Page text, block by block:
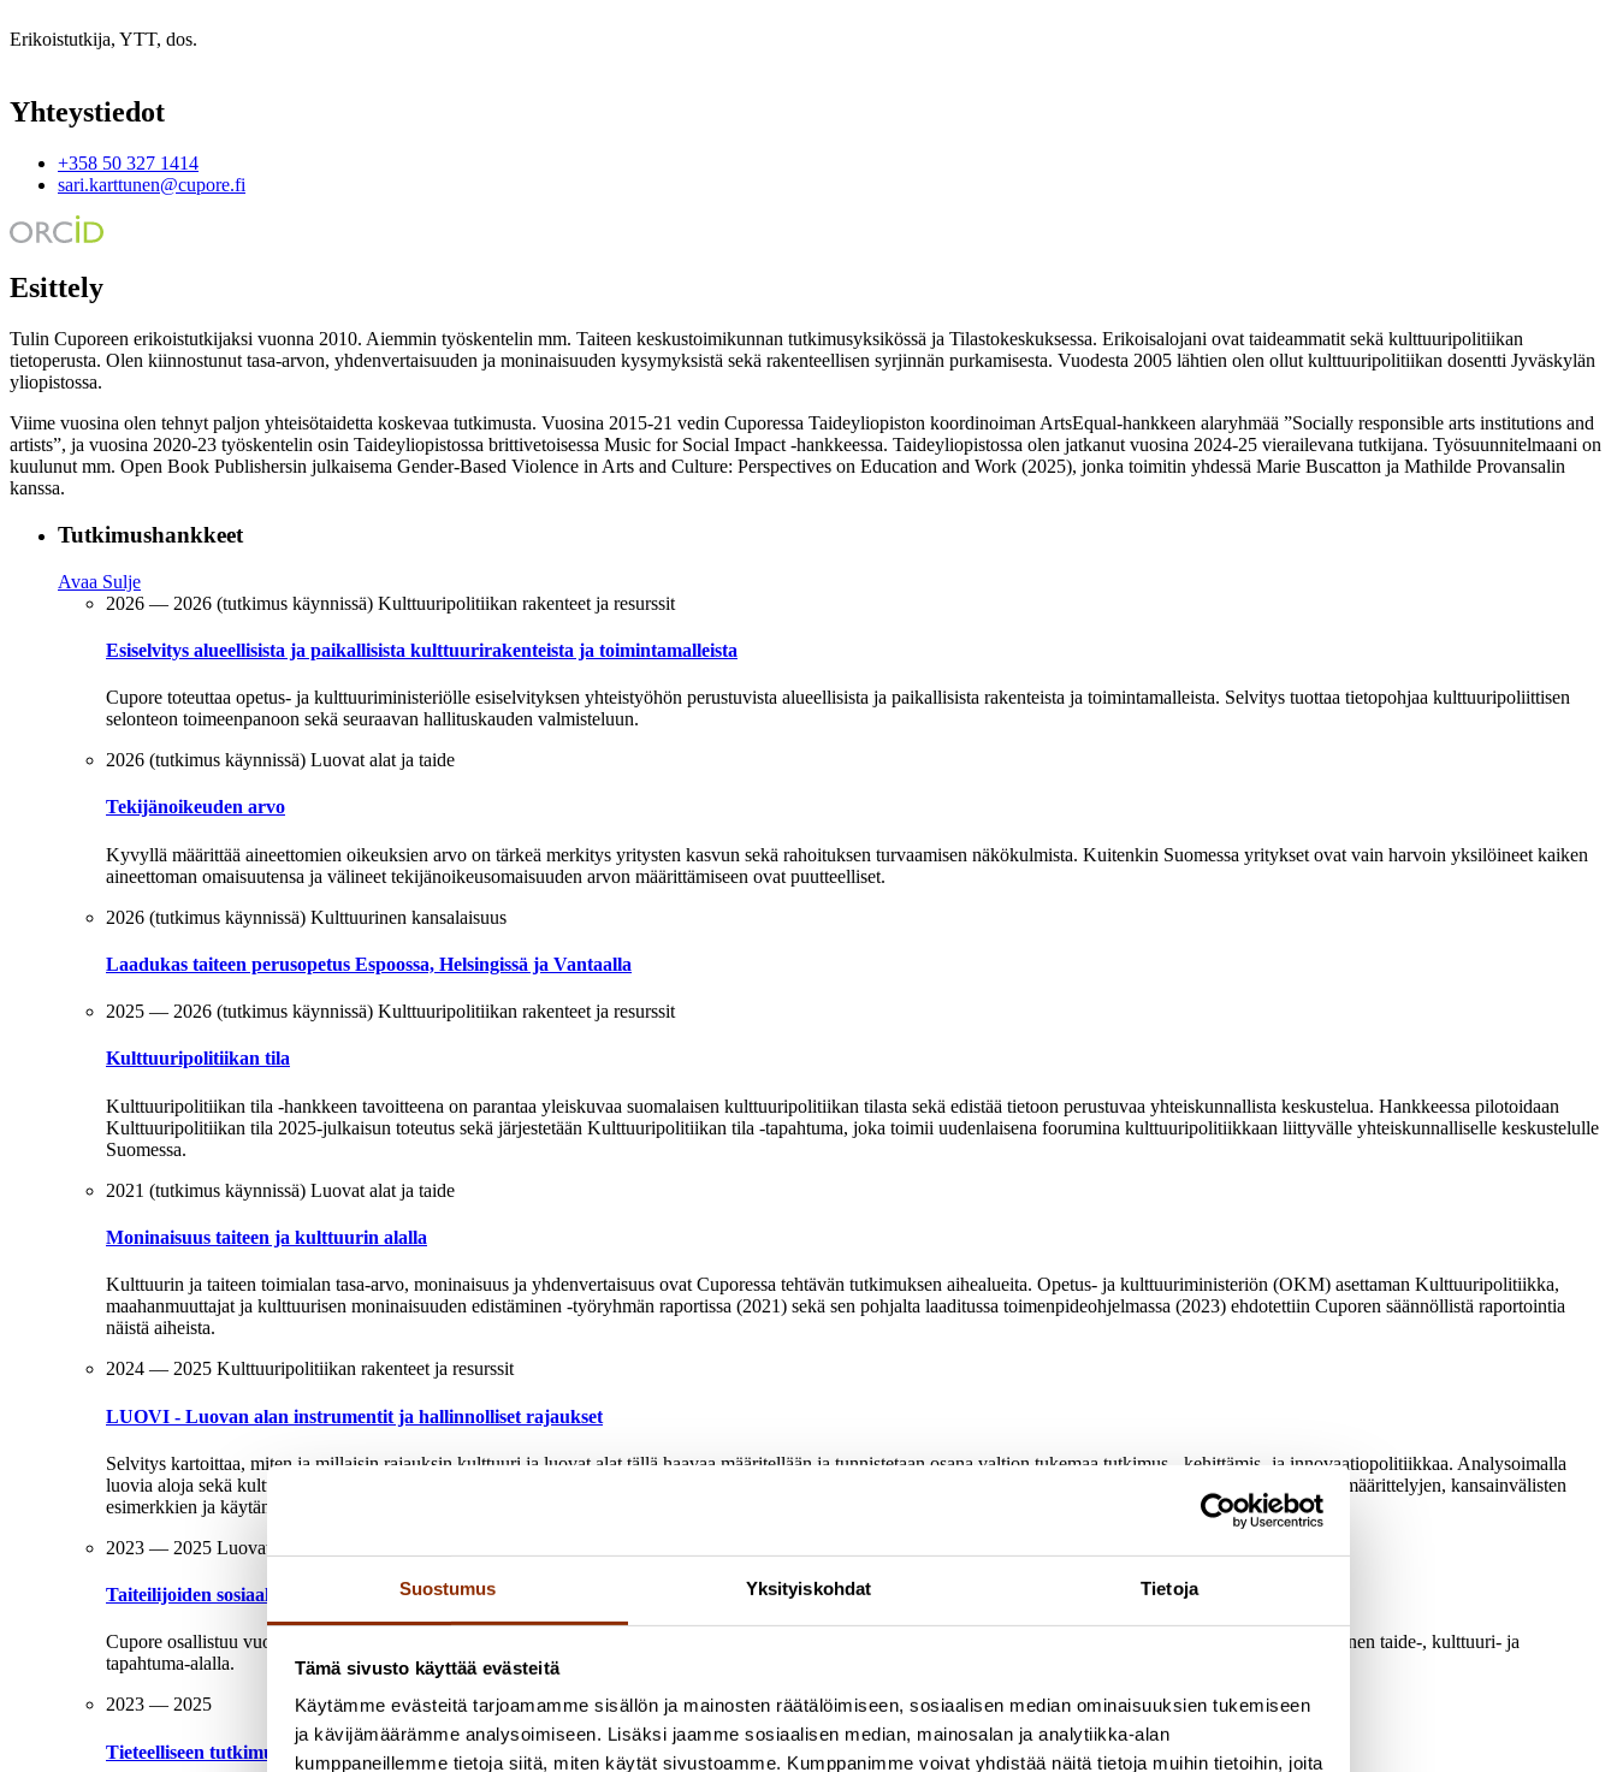
Suostumus Yksityiskohdat Tietoja
Tämä sivusto käyttää evästeitä
Käytämme evästeitä tarjoamamme sisällön ja mainosten räätälöimiseen, sosiaalisen median ominaisuuksien tukemiseen
ja kävijämäärämme analysoimiseen. Lisäksi jaamme sosiaalisen median, mainosalan ja analytiikka-alan
kumppaneillemme tietoja siitä, miten käytät sivustoamme. Kumppanimme voivat yhdistää näitä tietoja muihin tietoihin, joita
Erikoistutkija, YTT, dos.
Yhteystiedot
+358 50 327 1414
sari.karttunen@cupore.fi
Esittely
Tulin Cuporeen erikoistutkijaksi vuonna 2010. Aiemmin työskentelin mm. Taiteen keskustoimikunnan tutkimusyksikössä ja Tilastokeskuksessa. Erikoisalojani ovat taideammatit sekä kulttuuripolitiikan
tietoperusta. Olen kiinnostunut tasa-arvon, yhdenvertaisuuden ja moninaisuuden kysymyksistä sekä rakenteellisen syrjinnän purkamisesta. Vuodesta 2005 lähtien olen ollut kulttuuripolitiikan dosentti Jyväskylän
yliopistossa.
Viime vuosina olen tehnyt paljon yhteisötaidetta koskevaa tutkimusta. Vuosina 2015-21 vedin Cuporessa Taideyliopiston koordinoiman ArtsEqual-hankkeen alaryhmää ”Socially responsible arts institutions and
artists”, ja vuosina 2020-23 työskentelin osin Taideyliopistossa brittivetoisessa Music for Social Impact -hankkeessa. Taideyliopistossa olen jatkanut vuosina 2024-25 vierailevana tutkijana. Työsuunnitelmaani on
kuulunut mm. Open Book Publishersin julkaisema Gender-Based Violence in Arts and Culture: Perspectives on Education and Work (2025), jonka toimitin yhdessä Marie Buscatton ja Mathilde Provansalin
kanssa.
Tutkimushankkeet
Avaa Sulje
2026 — 2026 (tutkimus käynnissä) Kulttuuripolitiikan rakenteet ja resurssit
Esiselvitys alueellisista ja paikallisista kulttuurirakenteista ja toimintamalleista
Cupore toteuttaa opetus- ja kulttuuriministeriölle esiselvityksen yhteistyöhön perustuvista alueellisista ja paikallisista rakenteista ja toimintamalleista. Selvitys tuottaa tietopohjaa kulttuuripoliittisen
selonteon toimeenpanoon sekä seuraavan hallituskauden valmisteluun.
2026 (tutkimus käynnissä) Luovat alat ja taide
Tekijänoikeuden arvo
Kyvyllä määrittää aineettomien oikeuksien arvo on tärkeä merkitys yritysten kasvun sekä rahoituksen turvaamisen näkökulmista. Kuitenkin Suomessa yritykset ovat vain harvoin yksilöineet kaiken
aineettoman omaisuutensa ja välineet tekijänoikeusomaisuuden arvon määrittämiseen ovat puutteelliset.
2026 (tutkimus käynnissä) Kulttuurinen kansalaisuus
Laadukas taiteen perusopetus Espoossa, Helsingissä ja Vantaalla
2025 — 2026 (tutkimus käynnissä) Kulttuuripolitiikan rakenteet ja resurssit
Kulttuuripolitiikan tila
Kulttuuripolitiikan tila -hankkeen tavoitteena on parantaa yleiskuvaa suomalaisen kulttuuripolitiikan tilasta sekä edistää tietoon perustuvaa yhteiskunnallista keskustelua. Hankkeessa pilotoidaan
Kulttuuripolitiikan tila 2025-julkaisun toteutus sekä järjestetään Kulttuuripolitiikan tila -tapahtuma, joka toimii uudenlaisena foorumina kulttuuripolitiikkaan liittyvälle yhteiskunnalliselle keskustelulle
Suomessa.
2021 (tutkimus käynnissä) Luovat alat ja taide
Moninaisuus taiteen ja kulttuurin alalla
Kulttuurin ja taiteen toimialan tasa-arvo, moninaisuus ja yhdenvertaisuus ovat Cuporessa tehtävän tutkimuksen aihealueita. Opetus- ja kulttuuriministeriön (OKM) asettaman Kulttuuripolitiikka,
maahanmuuttajat ja kulttuurisen moninaisuuden edistäminen -työryhmän raportissa (2021) sekä sen pohjalta laaditussa toimenpideohjelmassa (2023) ehdotettiin Cuporen säännöllistä raportointia
näistä aiheista.
2024 — 2025 Kulttuuripolitiikan rakenteet ja resurssit
LUOVI - Luovan alan instrumentit ja hallinnolliset rajaukset
Selvitys kartoittaa, miten ja millaisin rajauksin kulttuuri ja luovat alat tällä haavaa määritellään ja tunnistetaan osana valtion tukemaa tutkimus-, kehittämis- ja innovaatiopolitiikkaa. Analysoimalla
luovia aloja sekä kulttuuri- että elinkeinopolitiikan kohteena työssä tarkastellaan tutkimus- ja kehitystoiminnan (T&K) ja luovien alojen välistä suhdetta teoreettisten määrittelyjen, kansainvälisten
esimerkkien ja käytännön toimintojen sekä politiikkavastuiden jakautumisen näkökulmasta.
2023 — 2025 Luovat alat ja taide
Taiteilijoiden sosiaalinen ja psyykkinen työhyvinvointi
Cupore osallistuu vuosina 2023–2025 Työterveyslaitoksen toteuttaman Mielenterveyden työpakki ‑hankkeen osaprojektiin Mielen hyvinvoinnin ja työkyvyn tukeminen taide-, kulttuuri- ja
tapahtuma-alalla.
2023 — 2025
Tieteelliseen tutkimukseen liittyvät tekijänoikeuskysymykset